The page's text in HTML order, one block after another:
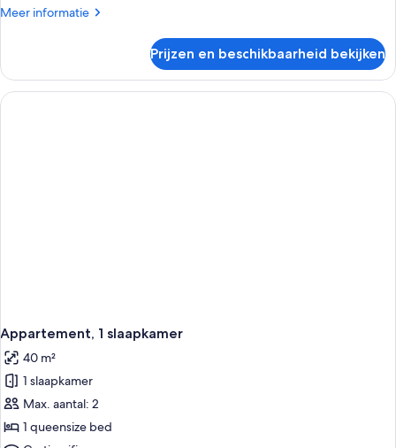
laden
Meer informatie
Meer
Room
Prijzen en beschikbaarheid bekijken
Appartement, 1 slaapkamer
40 m²
1 slaapkamer
Max. aantal: 2
1 queensize bed